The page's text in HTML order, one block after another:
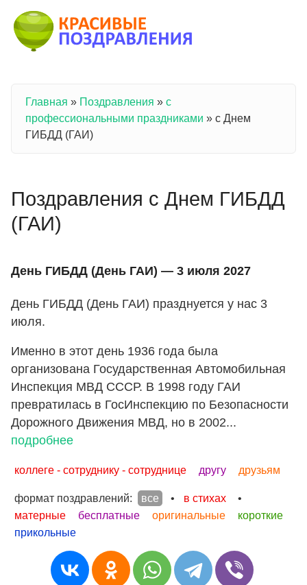
Вы здесь
Главная » Поздравления » с
профессиональными праздниками » с Днем
ГИБДД (ГАИ)
Поздравления с Днем ГИБДД
(ГАИ)
День ГИБДД (День ГАИ) — 3 июля 2027
День ГИБДД (День ГАИ) празднуется у нас 3
июля.
Именно в этот день 1936 года была
организована Государственная Автомобильная
Инспекция МВД СССР. В 1998 году ГАИ
превратилась в ГосИнспекцию по Безопасности
Дорожного Движения МВД, но в 2002...
подробнее
коллеге - сотруднику - сотруднице другу друзьям
формат поздравлений: все • в стихах
•
матерные
бесплатные оригинальные
короткие
прикольные